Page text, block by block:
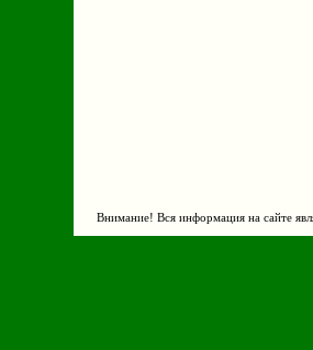
Внимание! Вся информация на сайте